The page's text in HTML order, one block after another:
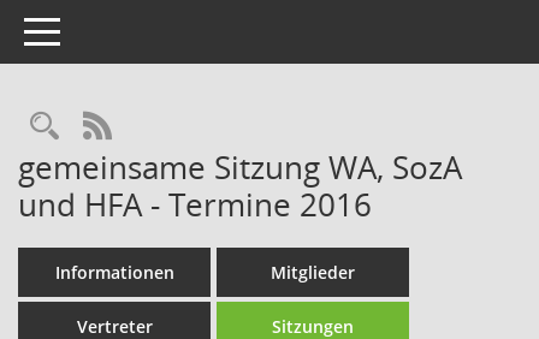
Toggle navigation
Rechercheauswahl
RSS-Feed
gemeinsame Sitzung WA, SozA
und HFA - Termine 2016
Informationen Mitglieder
Vertreter Sitzungen